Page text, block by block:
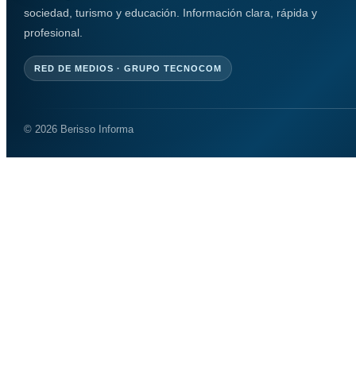
sociedad, turismo y educación. Información clara, rápida y
profesional.
RED DE MEDIOS · GRUPO TECNOCOM
© 2026 Berisso Informa